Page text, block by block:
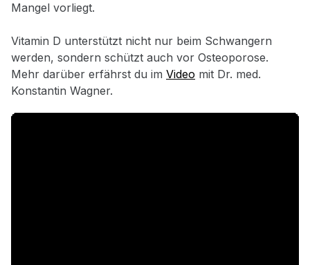
Mangel vorliegt.
Vitamin D unterstützt nicht nur beim Schwangern
werden, sondern schützt auch vor Osteoporose.
Mehr darüber erfährst du im Video mit Dr. med.
Konstantin Wagner.